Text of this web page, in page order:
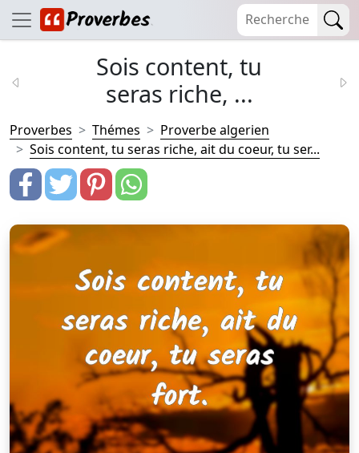
Sois content, tu
seras riche, ...
Proverbes Thémes
Proverbe algerien
Sois content, tu seras riche, ait du coeur, tu ser...